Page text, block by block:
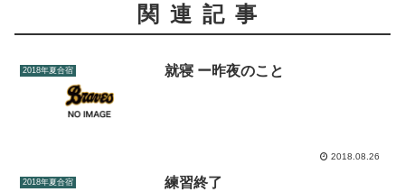
関連記事
2018年夏合宿 就寝 ー昨夜のこと
2018.08.26
2018年夏合宿 練習終了